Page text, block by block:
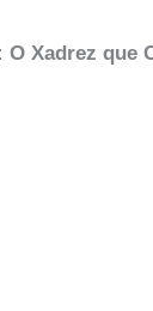
O Xadrez que